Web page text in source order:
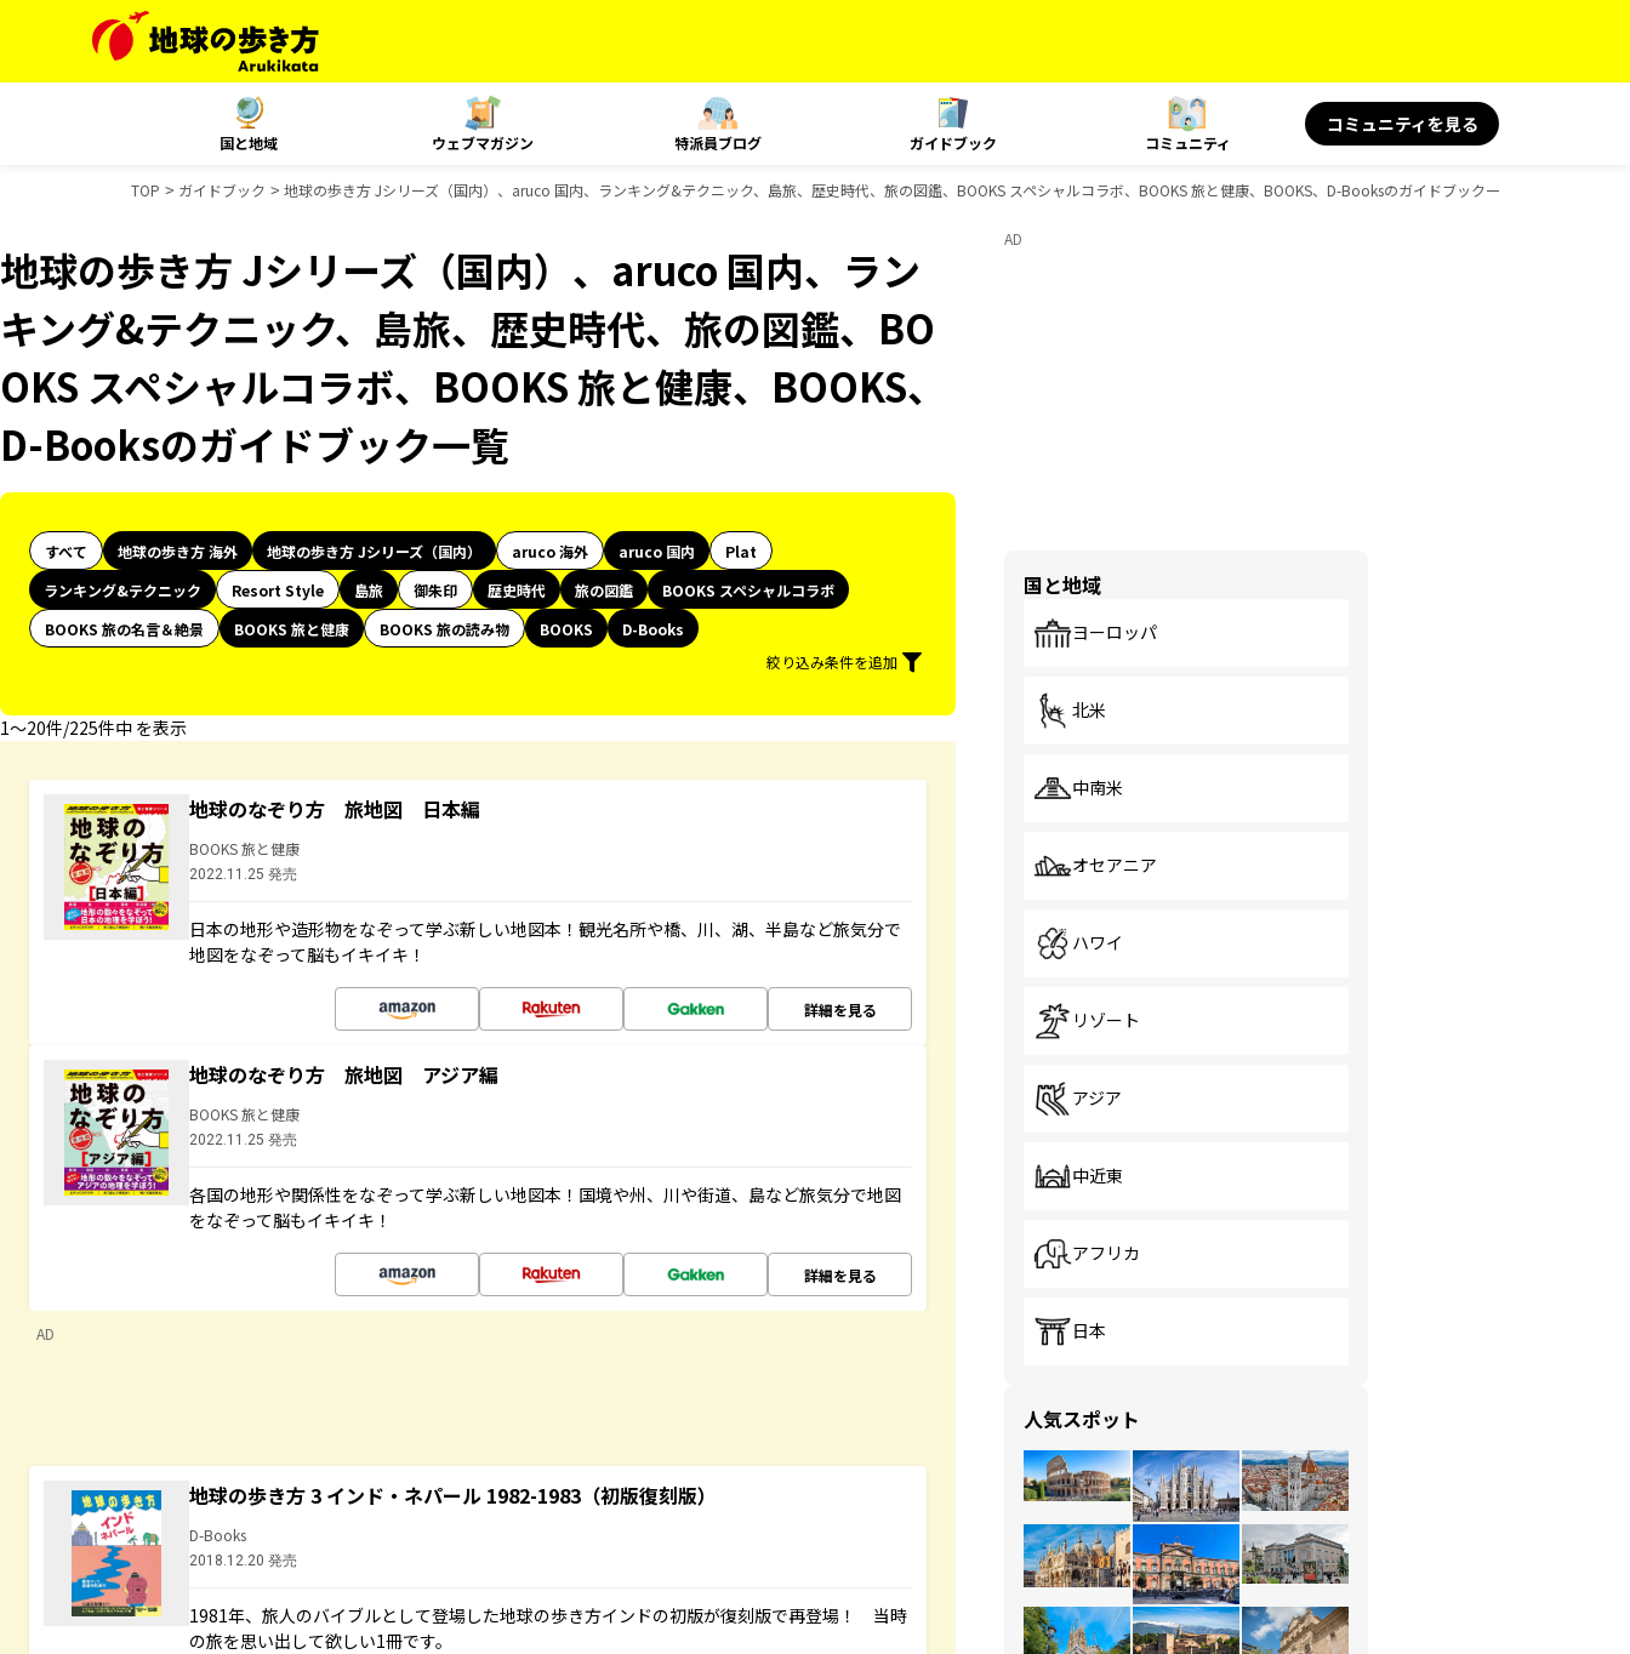
国と地域 ウェブマガジン 特派員ブログ ガイドブック コミュニティ
コミュニティを見る
TOP ガイドブック 地球の歩き方 Jシリーズ（国内）、aruco 国内、ランキング&テクニック、島旅、歴史時代、旅の図鑑、BOOKS スペシャルコラボ、BOOKS 旅と健康、BOOKS、D-Booksのガイドブック一覧
地球の歩き方 Jシリーズ（国内）、aruco 国内、ラン
キング&テクニック、島旅、歴史時代、旅の図鑑、BO
OKS スペシャルコラボ、BOOKS 旅と健康、BOOKS、
D-Booksのガイドブック一覧
すべて 地球の歩き方 海外 地球の歩き方 Jシリーズ（国内） aruco 海外 aruco 国内
Plat
ランキング&テクニック
Resort Style 島旅 御朱印 歴史時代 旅の図鑑
BOOKS スペシャルコラボ
BOOKS 旅の名言＆絶景
BOOKS 旅と健康 BOOKS 旅の読み物 BOOKS
D-Books
絞り込み条件を追加
1〜20件/225件中 を表示
地球のなぞり方 旅地図 日本編
BOOKS 旅と健康
2022.11.25 発売
日本の地形や造形物をなぞって学ぶ新しい地図本！観光名所や橋、川、湖、半島など旅気分で
地図をなぞって脳もイキイキ！
詳細を見る
地球のなぞり方 旅地図 アジア編
BOOKS 旅と健康
2022.11.25 発売
各国の地形や関係性をなぞって学ぶ新しい地図本！国境や州、川や街道、島など旅気分で地図
をなぞって脳もイキイキ！
詳細を見る
AD
地球の歩き方 3 インド・ネパール 1982-1983（初版復刻版）
D-Books
2018.12.20 発売
1981年、旅人のバイブルとして登場した地球の歩き方インドの初版が復刻版で再登場！ 当時
の旅を思い出して欲しい1冊です。
AD
国と地域
ヨーロッパ
北米
中南米
オセアニア
ハワイ
リゾート
アジア
中近東
アフリカ
日本
人気スポット